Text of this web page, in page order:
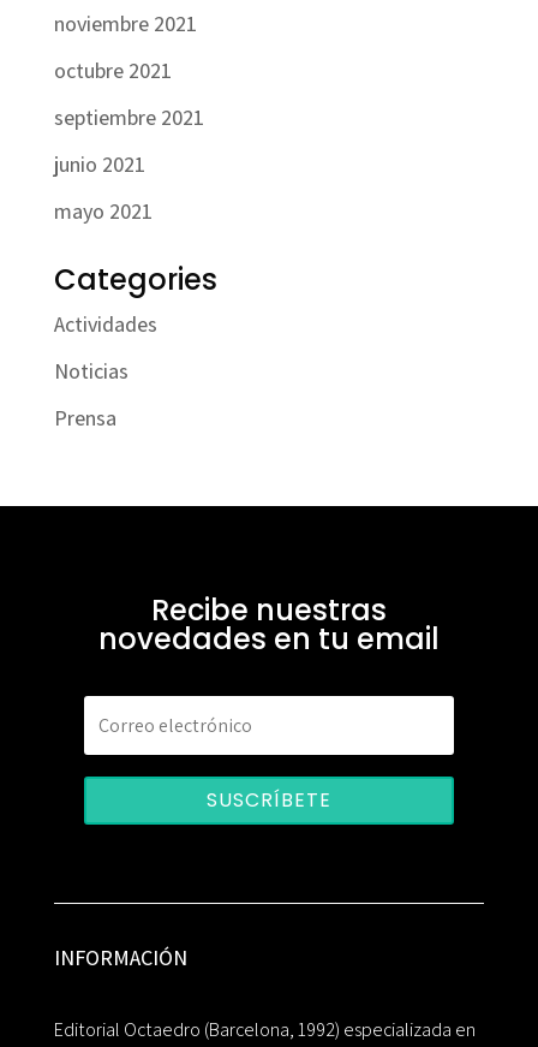
noviembre 2021
octubre 2021
septiembre 2021
junio 2021
mayo 2021
Categories
Actividades
Noticias
Prensa
Recibe nuestras
novedades en tu email
SUSCRÍBETE
INFORMACIÓN
Editorial Octaedro (Barcelona, 1992) especializada en